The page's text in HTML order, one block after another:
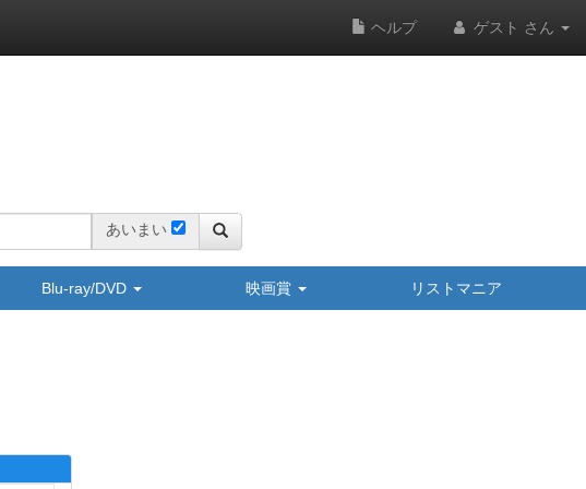
ヘルプ ゲスト さん
あいまい
Blu-ray/DVD 映画賞 リストマニア